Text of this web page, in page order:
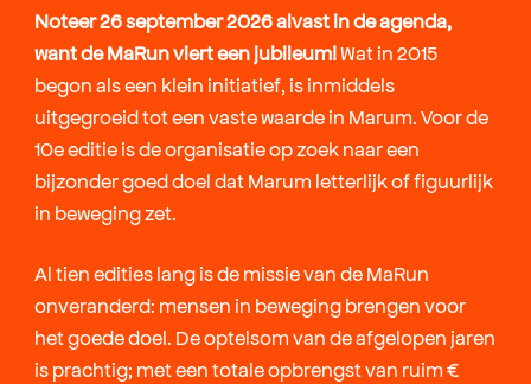
Noteer 26 september 2026 alvast in de agenda,
want de MaRun viert een jubileum!Wat in 2015
begon als een klein initiatief, is inmiddels
uitgegroeid tot een vaste waarde in Marum. Voor de
10e editie is de organisatie op zoek naar een
bijzonder goed doel dat Marum letterlijk of figuurlijk
in beweging zet.
Al tien edities lang is de missie van de MaRun
onveranderd: mensen in beweging brengen voor
het goede doel. De optelsom van de afgelopen jaren
is prachtig; met een totale opbrengst van ruim €